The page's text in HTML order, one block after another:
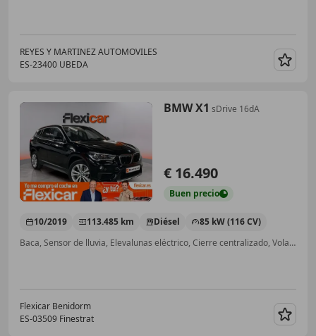
REYES Y MARTINEZ AUTOMOVILES
ES-23400 UBEDA
BMW X1 sDrive 16dA
€ 16.490
Buen precio
10/2019 113.485 km Diésel
85 kW (116 CV)
Baca, Sensor de lluvia, Elevalunas eléctrico, Cierre centralizado, Volante multifunción
Flexicar Benidorm
ES-03509 Finestrat